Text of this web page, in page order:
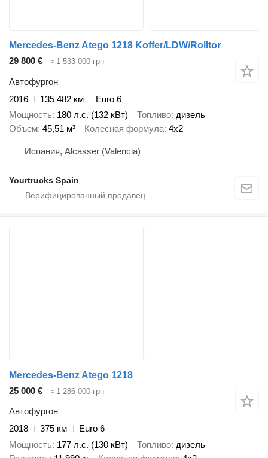
Mercedes-Benz Atego 1218 Koffer/LDW/Rolltor
29 800 €
≈ 1 533 000 грн
Автофургон
2016
135 482 км
Euro 6
Мощность 180 л.с. (132 кВт) Топливо дизель
Объем 45,51 м³ Колесная формула 4x2
Испания, Alcasser (Valencia)
Yourtrucks Spain
Mercedes-Benz Atego 1218
25 000 €
≈ 1 286 000 грн
Автофургон
2018
375 км
Euro 6
Мощность 177 л.с. (130 кВт) Топливо дизель